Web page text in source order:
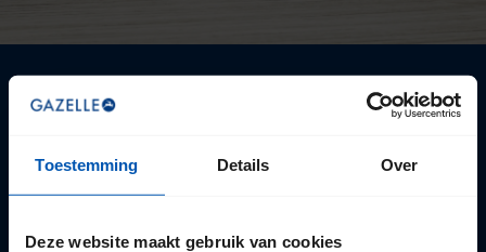
Toestemming Details Over
Deze website maakt gebruik van cookies
Wil je een van deze fietsen of een andere fiets testen? Ga
fietsenwinkels is er altijd eentje in jouw buurt.